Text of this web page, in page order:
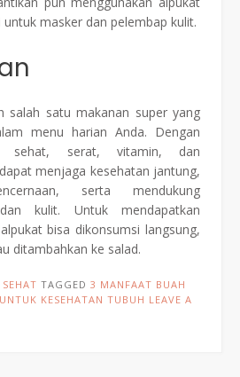
masker dan pelembap kulit.
salah satu makanan super yang
menu harian Anda. Dengan
sehat, serat, vitamin, dan
menjaga kesehatan jantung,
serta mendukung
kulit. Untuk mendapatkan
bisa dikonsumsi langsung,
ditambahkan ke salad.
TAGGED 3 MANFAAT BUAH
KESEHATAN TUBUH LEAVE A